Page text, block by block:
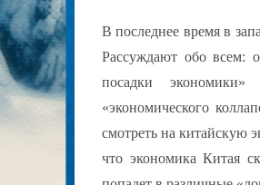
В последнее время в
Рассуждают обо всем:
посадки
«экономического
смотреть на китайскую
что экономика Китая